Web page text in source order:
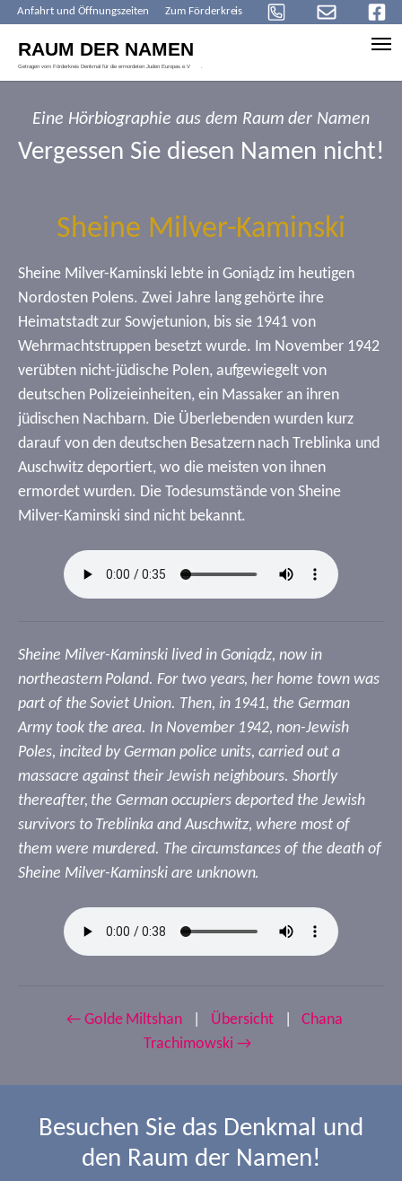
Anfahrt und Öffnungszeiten Zum Förderkreis
Eine Hörbiographie aus dem Raum der Namen
Vergessen Sie diesen Namen nicht!
Sheine Milver-Kaminski
Sheine Milver-Kaminski lebte in Goniądz im heutigen
Nordosten Polens. Zwei Jahre lang gehörte ihre
Heimatstadt zur Sowjetunion, bis sie 1941 von
Wehrmachtstruppen besetzt wurde. Im November 1942
verübten nicht-jüdische Polen, aufgewiegelt von
deutschen Polizeieinheiten, ein Massaker an ihren
jüdischen Nachbarn. Die Überlebenden wurden kurz
darauf von den deutschen Besatzern nach Treblinka und
Auschwitz deportiert, wo die meisten von ihnen
ermordet wurden. Die Todesumstände von Sheine
Milver-Kaminski sind nicht bekannt.
Sheine Milver-Kaminski lived in Goniądz, now in
northeastern Poland. For two years, her home town was
part of the Soviet Union. Then, in 1941, the German
Army took the area. In November 1942, non-Jewish
Poles, incited by German police units, carried out a
massacre against their Jewish neighbours. Shortly
thereafter, the German occupiers deported the Jewish
survivors to Treblinka and Auschwitz, where most of
them were murdered. The circumstances of the death of
Sheine Milver-Kaminski are unknown.
← Golde Miltshan Übersicht
Chana
Trachimowski →
Besuchen Sie das Denkmal und
den Raum der Namen!